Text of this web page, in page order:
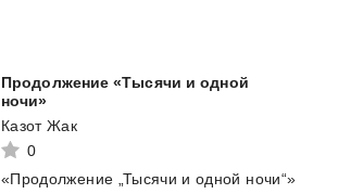
Продолжение «Тысячи и одной
ночи»
Казот Жак
0
«Продолжение „Тысячи и одной ночи“»